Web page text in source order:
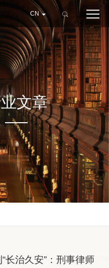
CN
文章
长治久安”：刑事律师